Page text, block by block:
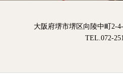
大阪府堺市堺区向陵中町2-
TEL.072-